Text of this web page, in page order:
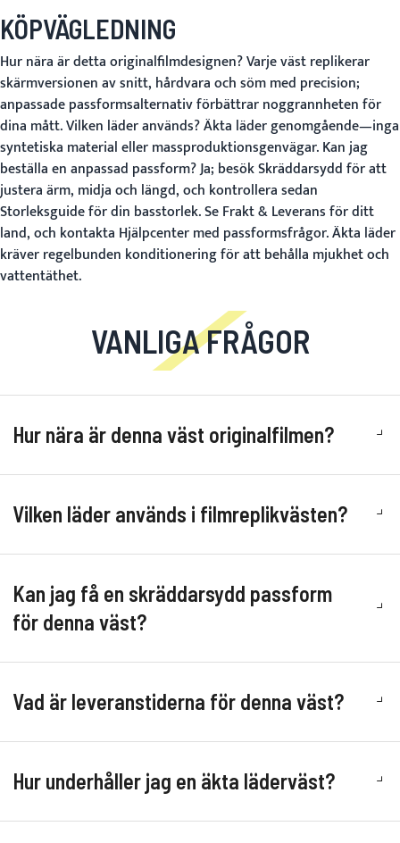
KÖPVÄGLEDNING
Hur nära är detta originalfilmdesignen?Varje väst replikerar
skärmversionen av snitt, hårdvara och söm med precision;
anpassade passformsalternativ förbättrar noggrannheten för
dina mått.Vilken läder används?Äkta läder genomgående—inga
syntetiska material eller massproduktionsgenvägar.Kan jag
beställa en anpassad passform?Ja; besökSkräddarsyddför att
justera ärm, midja och längd, och kontrollera sedan
Storleksguideför din basstorlek. SeFrakt & Leveransför ditt
land, och kontakta Hjälpcentermed passformsfrågor. Äkta läder
kräver regelbunden konditionering för att behålla mjukhet och
vattentäthet.
VANLIGA FRÅGOR
Hur nära är denna väst originalfilmen?
Vilken läder används i filmreplikvästen?
Kan jag få en skräddarsydd passform
för denna väst?
Vad är leveranstiderna för denna väst?
Hur underhåller jag en äkta läderväst?